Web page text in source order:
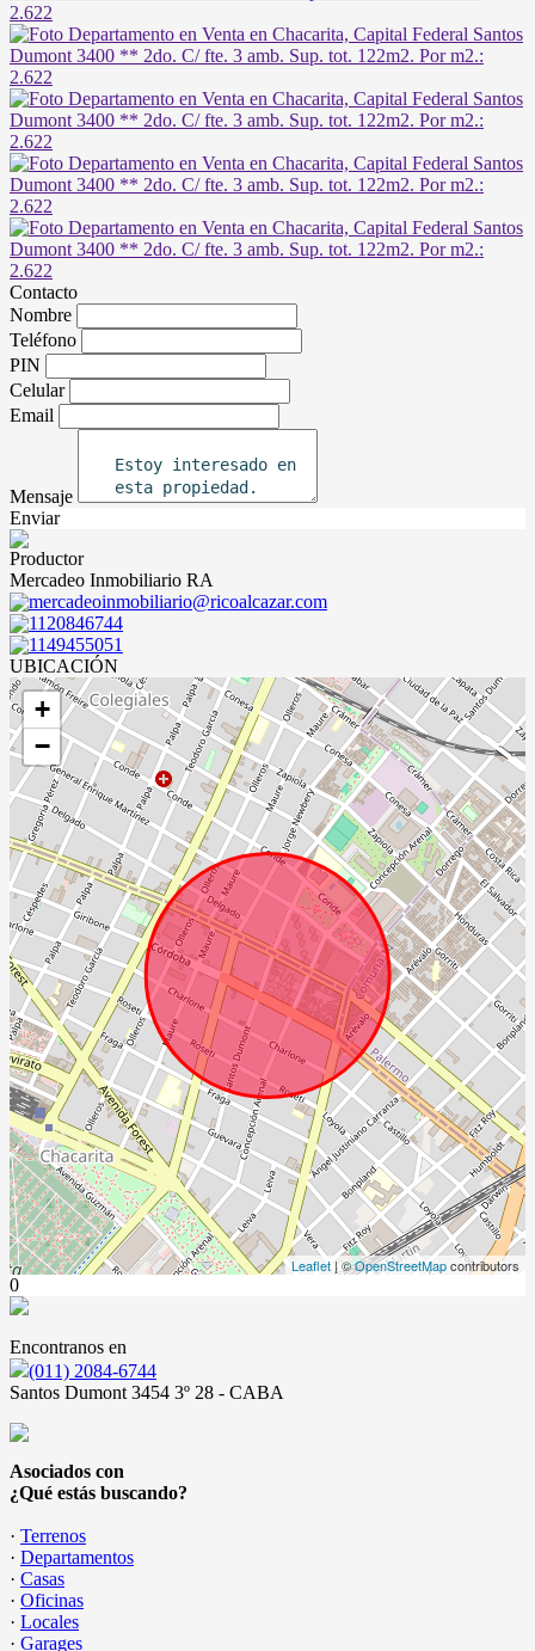
Contacto
Nombre
Teléfono
PIN
Celular
Email
Mensaje
Enviar
Productor
Mercadeo Inmobiliario RA
mercadeoinmobiliario@ricoalcazar.com
1120846744
1149455051
UBICACIÓN
+
−
Leaflet | ©OpenStreetMapcontributors
0
Encontranos en
(011) 2084-6744
Santos Dumont 3454 3º 28 - CABA
Asociados con
¿Qué estás buscando?
· Terrenos
· Departamentos
· Casas
· Oficinas
· Locales
· Garages